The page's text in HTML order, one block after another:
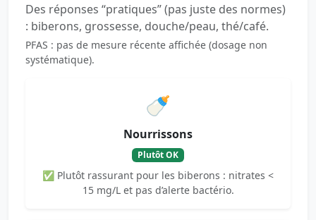
Des réponses “pratiques” (pas juste des normes)
: biberons, grossesse, douche/peau, thé/café.
PFAS : pas de mesure récente affichée (dosage non
systématique).
🍼
Nourrissons
Plutôt OK
✅ Plutôt rassurant pour les biberons : nitrates <
15 mg/L et pas d’alerte bactério.